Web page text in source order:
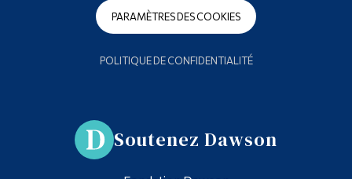
PARAMÈTRES DES COOKIES
POLITIQUE DE CONFIDENTIALITÉ
Soutenez Dawson